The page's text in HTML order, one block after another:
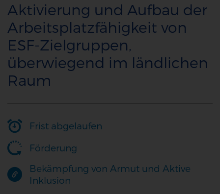
Aktivierung und Aufbau der
Arbeitsplatzfähigkeit von
ESF-Zielgruppen,
überwiegend im ländlichen
Raum
Frist abgelaufen
Förderung
Bekämpfung von Armut und Aktive
Inklusion